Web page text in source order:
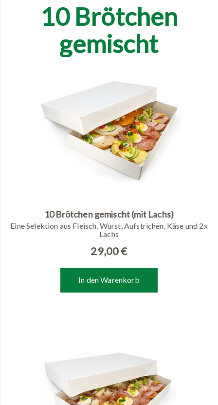
10 Brötchen
gemischt
10 Brötchen gemischt (mit Lachs)
Eine Selektion aus Fleisch, Wurst, Aufstrichen, Käse und 2x
Lachs
29,00€
In den Warenkorb